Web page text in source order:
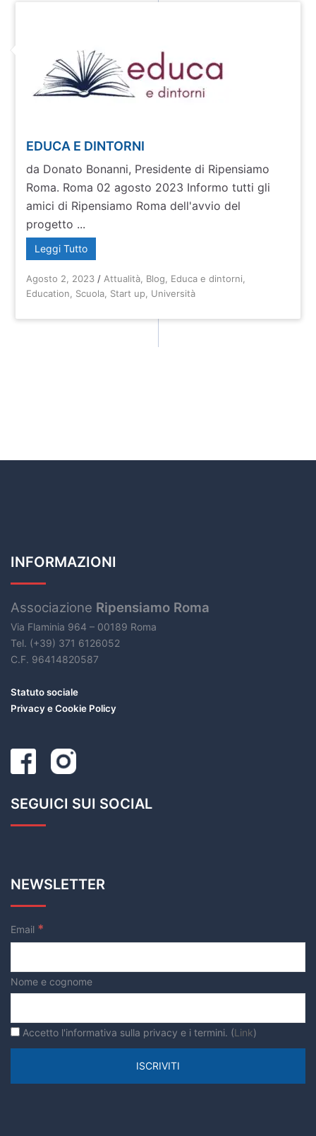
EDUCA E DINTORNI
da Donato Bonanni, Presidente di Ripensiamo
Roma. Roma 02 agosto 2023 Informo tutti gli
amici di Ripensiamo Roma dell'avvio del
progetto ...
Leggi Tutto
Agosto 2, 2023 / Attualità Blog Educa e dintorni
Education
Scuola Start up Università
INFORMAZIONI
Associazione Ripensiamo Roma
Via Flaminia 964 – 00189 Roma
Tel. (+39) 371 6126052
C.F. 96414820587
Statuto sociale
Privacy e Cookie Policy
SEGUICI SUI SOCIAL
NEWSLETTER
Email *
Nome e cognome
Accetto l'informativa sulla privacy e i termini. (Link)